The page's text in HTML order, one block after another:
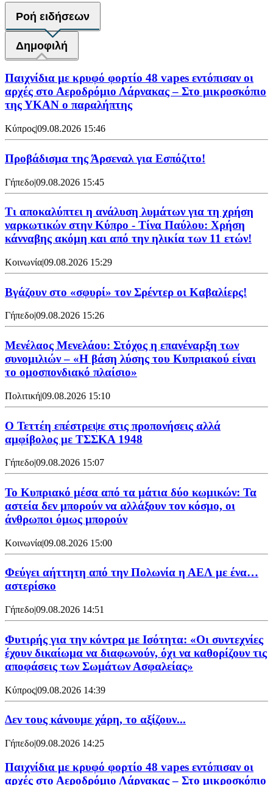
Ροή ειδήσεων
Δημοφιλή
Παιχνίδια με κρυφό φορτίο 48 vapes εντόπισαν οι
αρχές στο Αεροδρόμιο Λάρνακας – Στο μικροσκόπιο
της ΥΚΑΝ ο παραλήπτης
Κύπρος|09.08.2026 15:46
Προβάδισμα της Άρσεναλ για Εσπόζιτο!
Γήπεδο|09.08.2026 15:45
Τι αποκαλύπτει η ανάλυση λυμάτων για τη χρήση
ναρκωτικών στην Κύπρο - Τίνα Παύλου: Χρήση
κάνναβης ακόμη και από την ηλικία των 11 ετών!
Κοινωνία|09.08.2026 15:29
Bγάζουν στο «σφυρί» τον Σρέντερ οι Καβαλίερς!
Γήπεδο|09.08.2026 15:26
Μενέλαος Μενελάου: Στόχος η επανέναρξη των
συνομιλιών – «Η βάση λύσης του Κυπριακού είναι
το ομοσπονδιακό πλαίσιο»
Πολιτική|09.08.2026 15:10
Ο Τεττέη επέστρεψε στις προπονήσεις αλλά
αμφίβολος με ΤΣΣΚΑ 1948
Γήπεδο|09.08.2026 15:07
Το Κυπριακό μέσα από τα μάτια δύο κωμικών: Τα
αστεία δεν μπορούν να αλλάξουν τον κόσμο, οι
άνθρωποι όμως μπορούν
Κοινωνία|09.08.2026 15:00
Φεύγει αήττητη από την Πολωνία η ΑΕΛ με ένα…
αστερίσκο
Γήπεδο|09.08.2026 14:51
Φυτιρής για την κόντρα με Ισότητα: «Οι συντεχνίες
έχουν δικαίωμα να διαφωνούν, όχι να καθορίζουν τις
αποφάσεις των Σωμάτων Ασφαλείας»
Κύπρος|09.08.2026 14:39
Δεν τους κάνουμε χάρη, το αξίζουν...
Γήπεδο|09.08.2026 14:25
Παιχνίδια με κρυφό φορτίο 48 vapes εντόπισαν οι
αρχές στο Αεροδρόμιο Λάρνακας – Στο μικροσκόπιο